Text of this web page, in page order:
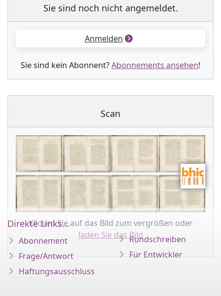
Sie sind noch nicht angemeldet.
Anmelden
Sie sind kein Abonnent?Abonnements ansehen!
Scan
Klicken Sie auf das Bild zum vergrößen oder
laden Sie das Bild
Direkte Links...
Abonnement
Frage/Antwort
Haftungsausschluss
Rundschreiben
Für Entwickler